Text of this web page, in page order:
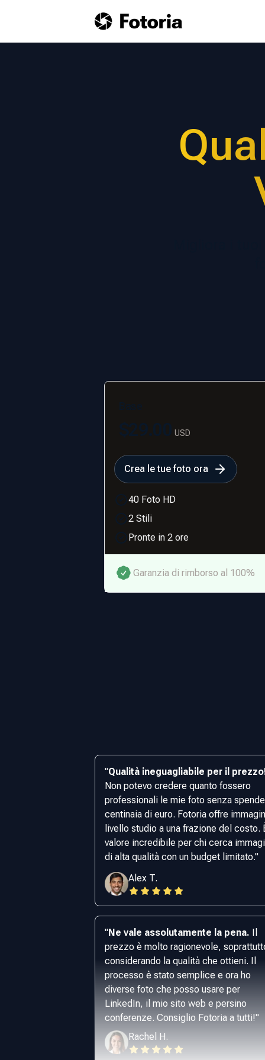
USD
Crea le tue foto ora
40 Foto HD
2 Stili
Pronte in 2 ore
Garanzia di rimborso al 100%
"Qualità ineguagliabile per il
Non potevo credere quanto fossero
professionali le mie foto senza
centinaia di euro. Fotoria offre
livello studio a una frazione del costo.
valore incredibile per chi cerca
di alta qualità con un budget limitato."
Alex T.
"Ne vale assolutamente la pena. Il
prezzo è molto ragionevole,
considerando la qualità che ottieni. Il
processo è stato semplice e ora ho
diverse foto che posso usare per
LinkedIn, il mio sito web e persino
conferenze. Consiglio Fotoria a tutti!"
Rachel H.